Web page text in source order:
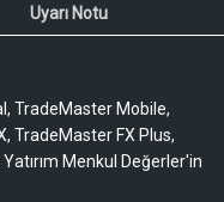
Uyarı Notu
TradeMaster Mobile,
TradeMaster FX Plus,
Menkul Değerler'in